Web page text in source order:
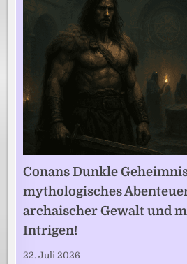
Conans Dunkle
mythologisches
archaischer Gewalt und
Intrigen!
22. Juli 2026